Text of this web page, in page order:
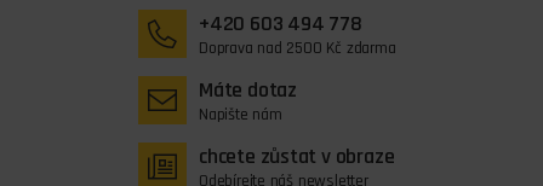
+420 603 494 778
Doprava nad 2500 Kč zdarma
Máte dotaz
Napište nám
chcete zůstat v obraze
Odebírejte náš newsletter